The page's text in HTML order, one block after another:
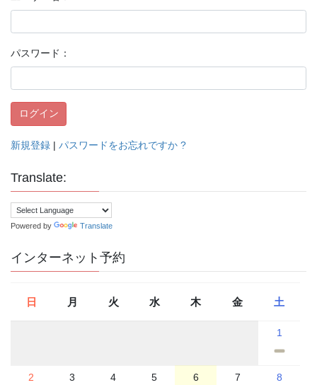
パスワード：
新規登録 | パスワードをお忘れですか ?
Translate:
Powered by Translate
インターネット予約
日 月 火 水 木 金 土
1
2 3 4 5 6 7 8